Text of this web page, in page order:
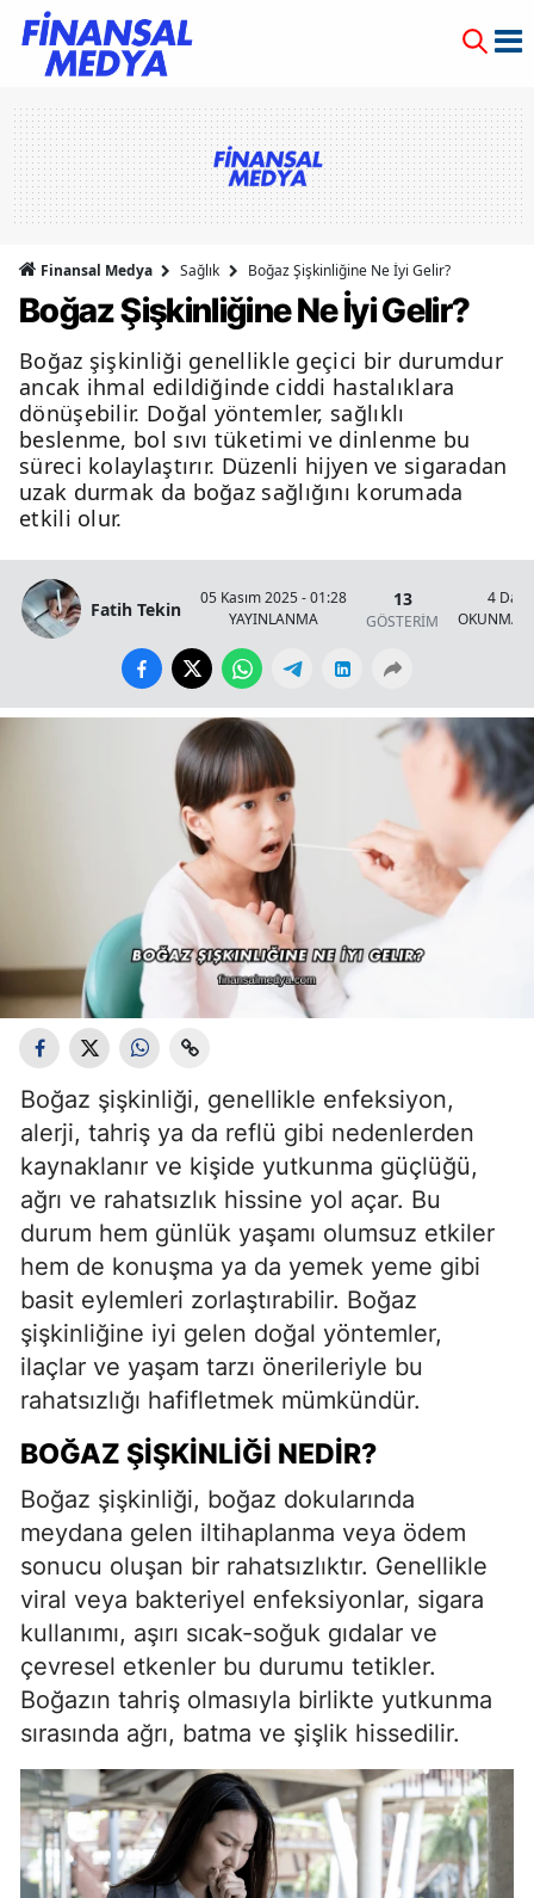
Finansal Medya Sağlık Boğaz Şişkinliğine Ne İyi Gelir?
Boğaz Şişkinliğine Ne İyi Gelir?
Boğaz şişkinliği genellikle geçici bir durumdur
ancak ihmal edildiğinde ciddi hastalıklara
dönüşebilir. Doğal yöntemler, sağlıklı
beslenme, bol sıvı tüketimi ve dinlenme bu
süreci kolaylaştırır. Düzenli hijyen ve sigaradan
uzak durmak da boğaz sağlığını korumada
etkili olur.
Fatih Tekin
05 Kasım 2025 - 01:28
YAYINLANMA
13
GÖSTERİM
4
OKUNMA
Boğaz şişkinliği, genellikle enfeksiyon,
alerji, tahriş ya da reflü gibi nedenlerden
kaynaklanır ve kişide yutkunma güçlüğü,
ağrı ve rahatsızlık hissine yol açar. Bu
durum hem günlük yaşamı olumsuz etkiler
hem de konuşma ya da yemek yeme gibi
basit eylemleri zorlaştırabilir. Boğaz
şişkinliğine iyi gelen doğal yöntemler,
ilaçlar ve yaşam tarzı önerileriyle bu
rahatsızlığı hafifletmek mümkündür.
BOĞAZ ŞIŞKINLIĞI NEDIR?
Boğaz şişkinliği, boğaz dokularında
meydana gelen iltihaplanma veya ödem
sonucu oluşan bir rahatsızlıktır. Genellikle
viral veya bakteriyel enfeksiyonlar, sigara
kullanımı, aşırı sıcak-soğuk gıdalar ve
çevresel etkenler bu durumu tetikler.
Boğazın tahriş olmasıyla birlikte yutkunma
sırasında ağrı, batma ve şişlik hissedilir.